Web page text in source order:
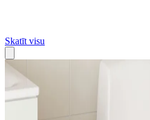
Skatīt visu